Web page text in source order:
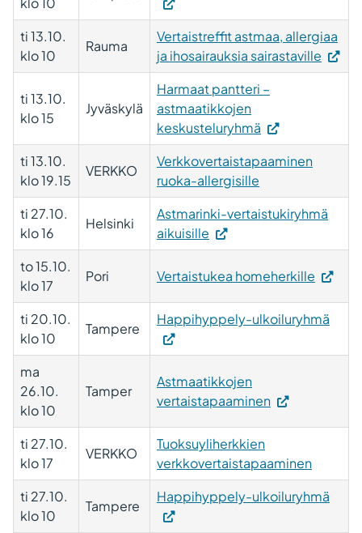
ti 13.10.
klo 10
Rauma
Vertaistreffit astmaa, allergiaa
ja ihosairauksia sairastaville
ti 13.10.
klo 15
Jyväskylä
Harmaat pantteri –
astmaatikkojen
keskusteluryhmä
ti 13.10.
klo 19.15
VERKKO
Verkkovertaistapaaminen
ruoka-allergisille
ti 27.10.
klo 16
Helsinki
Astmarinki-vertaistukiryhmä
aikuisille
to 15.10.
klo 17
Pori Vertaistukea homeherkille
ti 20.10.
klo 10
Tampere
Happihyppely-ulkoiluryhmä
ma
26.10.
klo 10
Tamper
Astmaatikkojen
vertaistapaaminen
ti 27.10.
klo 17
VERKKO
Tuoksuyliherkkien
verkkovertaistapaaminen
ti 27.10.
klo 10
Tampere
Happihyppely-ulkoiluryhmä